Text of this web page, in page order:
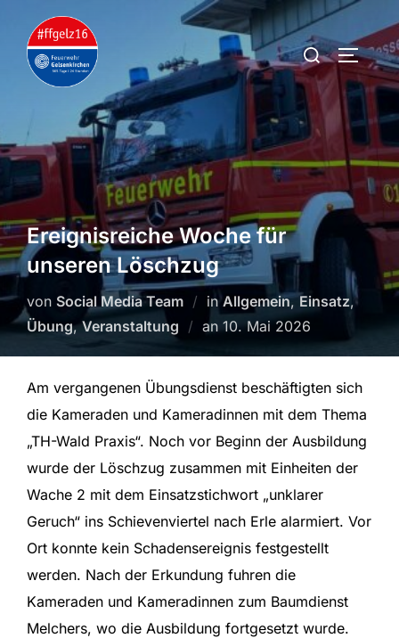
Inhalt
springen
Suchen
nach:
Ereignisreiche Woche für
unseren Löschzug
von Social Media Team inAllgemein,Einsatz,
Übung,Veranstaltung an Veröffentlicht
10. Mai 2026
Am vergangenen Übungsdienst beschäftigten sich
die Kameraden und Kameradinnen mit dem Thema
„TH-Wald Praxis“. Noch vor Beginn der Ausbildung
wurde der Löschzug zusammen mit Einheiten der
Wache 2 mit dem Einsatzstichwort „unklarer
Geruch“ ins Schievenviertel nach Erle alarmiert. Vor
Ort konnte kein Schadensereignis festgestellt
werden. Nach der Erkundung fuhren die
Kameraden und Kameradinnen zum Baumdienst
Melchers, wo die Ausbildung fortgesetzt wurde.